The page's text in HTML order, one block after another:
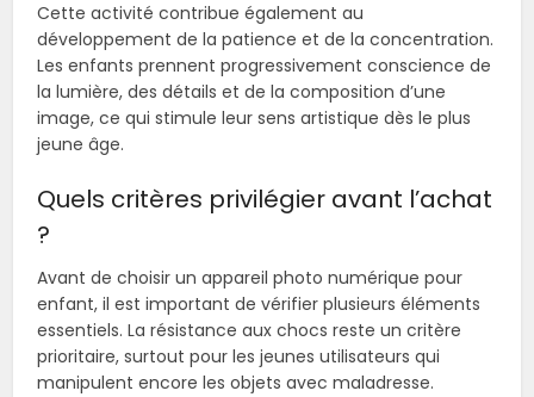
Cette activité contribue également au
développement de la patience et de la concentration.
Les enfants prennent progressivement conscience de
la lumière, des détails et de la composition d’une
image, ce qui stimule leur sens artistique dès le plus
jeune âge.
Quels critères privilégier avant l’achat
?
Avant de choisir un appareil photo numérique pour
enfant, il est important de vérifier plusieurs éléments
essentiels. La résistance aux chocs reste un critère
prioritaire, surtout pour les jeunes utilisateurs qui
manipulent encore les objets avec maladresse.